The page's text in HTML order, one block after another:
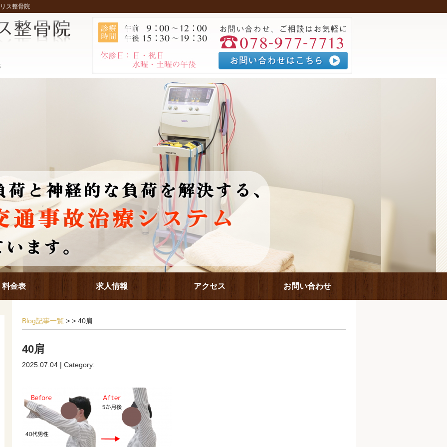
ス整骨院
料金表 求人情報 アクセス お問い合わせ
Blog記事一覧 > > 40肩
40肩
2025.07.04 | Category: